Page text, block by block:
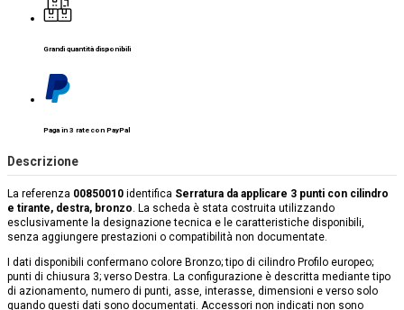
Grandi quantità disponibili
Paga in 3 rate con PayPal
Descrizione
La referenza 00850010 identifica Serratura da applicare 3 punti con cilindro
e tirante, destra, bronzo. La scheda è stata costruita utilizzando
esclusivamente la designazione tecnica e le caratteristiche disponibili,
senza aggiungere prestazioni o compatibilità non documentate.
I dati disponibili confermano colore Bronzo; tipo di cilindro Profilo europeo;
punti di chiusura 3; verso Destra. La configurazione è descritta mediante tipo
di azionamento, numero di punti, asse, interasse, dimensioni e verso solo
quando questi dati sono documentati. Accessori non indicati non sono